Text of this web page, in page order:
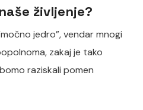
življenje?
jedro”, vendar mnogi
zakaj je tako
raziskali pomen